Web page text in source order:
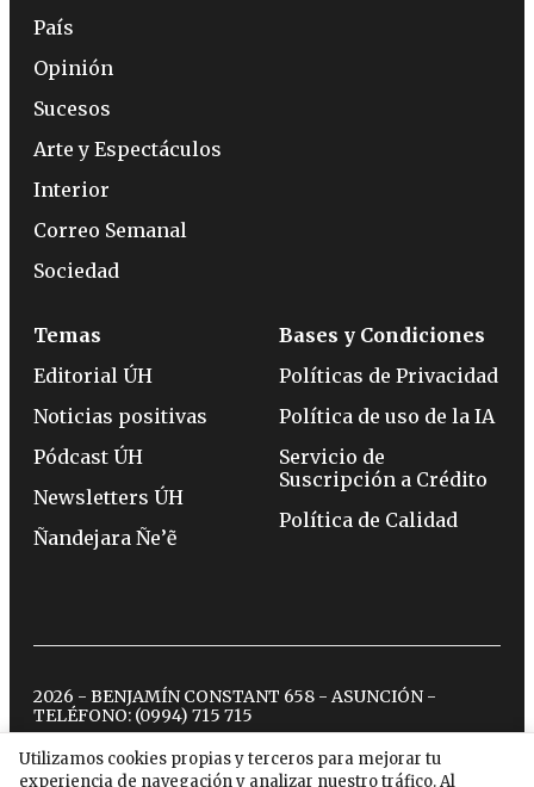
Utilizamos cookies propias y terceros para mejorar tu
experiencia de navegación y analizar nuestro tráfico. Al
País
Opinión
Sucesos
Arte y Espectáculos
Interior
Correo Semanal
Sociedad
Temas
Editorial ÚH
Noticias positivas
Pódcast ÚH
Newsletters ÚH
Ñandejara Ñe’ẽ
Bases y Condiciones
Políticas de Privacidad
Política de uso de la IA
Servicio de
Suscripción a Crédito
Política de Calidad
2026 - BENJAMÍN CONSTANT 658 - ASUNCIÓN -
TELÉFONO: (0994) 715 715